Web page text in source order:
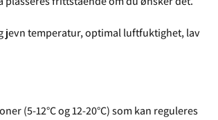
jevn temperatur, optimal luftfuktighet, lav
(5-12°C og 12-20°C) som kan reguleres